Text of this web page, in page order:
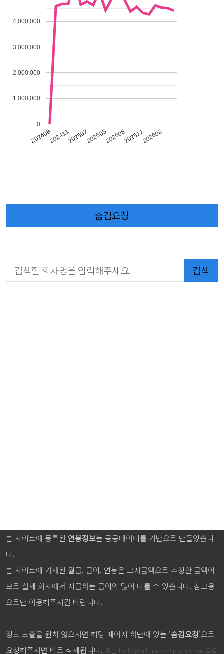
202408202411202502202505202508202511202602
0
1,000,000
2,000,000
3,000,000
4,000,000
숨김요청
검색
본 사이트에 등록된 연봉정보는 공공데이터를 기반으로 만들었습니
다.
본 사이트에 기재된 월급, 급여, 연봉은 고지금액으로 추정한 금액이
므로 실제 회사에서 지급하는 급여와 많이 다를 수 있습니다. 참고용
으로만 이용해주시길 바랍니다.
정보 노출을 원치 않으시면 해당 페이지 하단에 있는 '숨김요청'으로
요청해주시면 바로 삭제됩니다. 또는 hello@allthatcompany.com 으로